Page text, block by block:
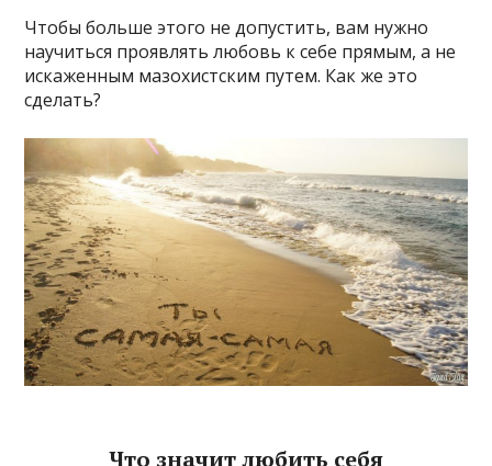
Чтобы больше этого не допустить, вам нужно
научиться проявлять любовь к себе прямым, а не
искаженным мазохистским путем. Как же это
сделать?
Что значит любить себя